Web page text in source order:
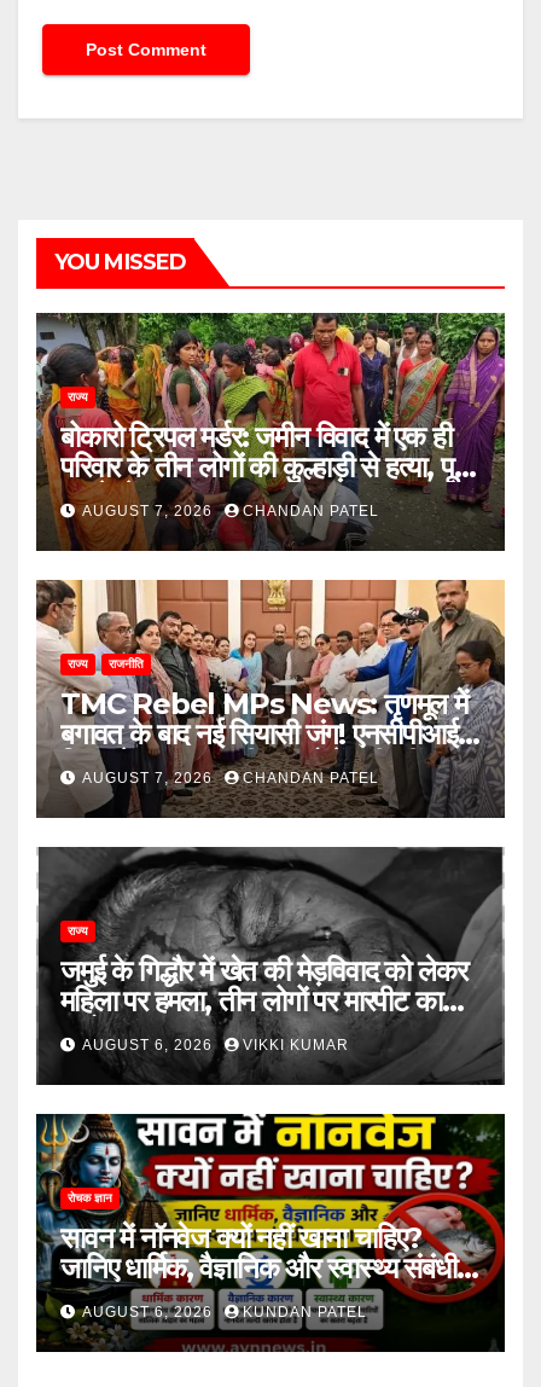
YOU MISSED
राज्य
बोकारो ट्रिपल मर्डर: जमीन विवाद में एक ही
परिवार के तीन लोगों की कुल्हाड़ी से हत्या, पूरे
इलाके में दहशत
AUGUST 7, 2026 CHANDAN PATEL
राज्य राजनीति
TMC Rebel MPs News: तृणमूल में
बगावत के बाद नई सियासी जंग! एनसीपीआई में
विलय के बावजूद बागी सांसदों में बढ़ी खींचतान,
भाजपा को लेकर भी दो राय
AUGUST 7, 2026 CHANDAN PATEL
राज्य
जमुई के गिद्धौर में खेत की मेड़विवाद को लेकर
महिला पर हमला, तीन लोगों पर मारपीट का
आरोप
AUGUST 6, 2026 VIKKI KUMAR
रोचक ज्ञान
सावन में नॉनवेज क्यों नहीं खाना चाहिए?
जानिए धार्मिक, वैज्ञानिक और स्वास्थ्य संबंधी
कारण..
AUGUST 6, 2026 KUNDAN PATEL